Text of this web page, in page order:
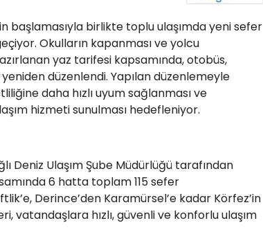
başlamasıyla birlikte toplu ulaşımda yeni sefer
Okulların kapanması ve yolcu
yaz tarifesi kapsamında, otobüs,
düzenlendi. Yapılan düzenlemeyle
daha hızlı uyum sağlanması ve
hizmeti sunulması hedefleniyor.
Deniz Ulaşım Şube Müdürlüğü tarafından
6 hatta toplam 115 sefer
Derince’den Karamürsel’e kadar Körfez’in
vatandaşlara hızlı, güvenli ve konforlu ulaşım